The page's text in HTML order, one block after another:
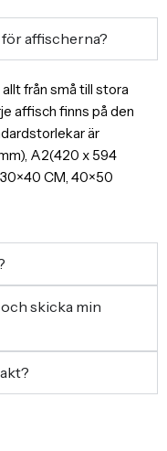
affischerna?
från små till stora
affisch finns på den
är
A2(420 x 594
30×40 CM, 40×50
skicka min